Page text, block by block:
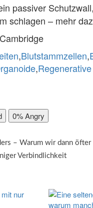
passiver
schlagen – mehr
,Blutstammzellen,
,
0%Angry
– Warum wir dann öfter
Verbindlichkeit